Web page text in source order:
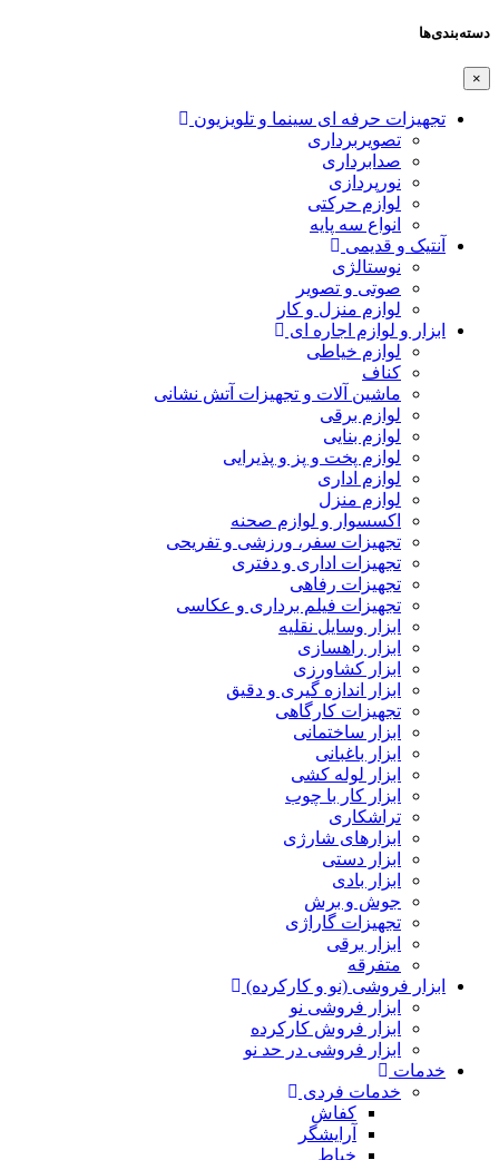
دسته‌بندی‌ها
×
تجهیزات حرفه ای سینما و تلویزیون
تصویربرداری
صدابرداری
نورپردازی
لوازم حرکتی
انواع سه پایه
آنتیک و قدیمی
نوستالژی
صوتی و تصویر
لوازم منزل و کار
ابزار و لوازم اجاره ای
لوازم خیاطی
کناف
ماشین آلات و تجهیزات آتش نشانی
لوازم برقی
لوازم بنایی
لوازم پخت و پز و پذیرایی
لوازم اداری
لوازم منزل
اکسسوار و لوازم صحنه
تجهیزات سفر، ورزشی و تفریحی
تجهیزات اداری و دفتری
تجهیزات رفاهی
تجهیزات فیلم برداری و عکاسی
ابزار وسایل نقلیه
ابزار راهسازی
ابزار کشاورزی
ابزار اندازه گیری و دقیق
تجهیزات کارگاهی
ابزار ساختمانی
ابزار باغبانی
ابزار لوله کشی
ابزار کار با چوب
تراشکاری
ابزارهای شارژی
ابزار دستی
ابزار بادی
جوش و برش
تجهیزات گاراژی
ابزار برقی
متفرقه
ابزار فروشی (نو و کارکرده)
ابزار فروشی نو
ابزار فروش کارکرده
ابزار فروشی در حد نو
خدمات
خدمات فردی
کفاش
آرایشگر
خیاط